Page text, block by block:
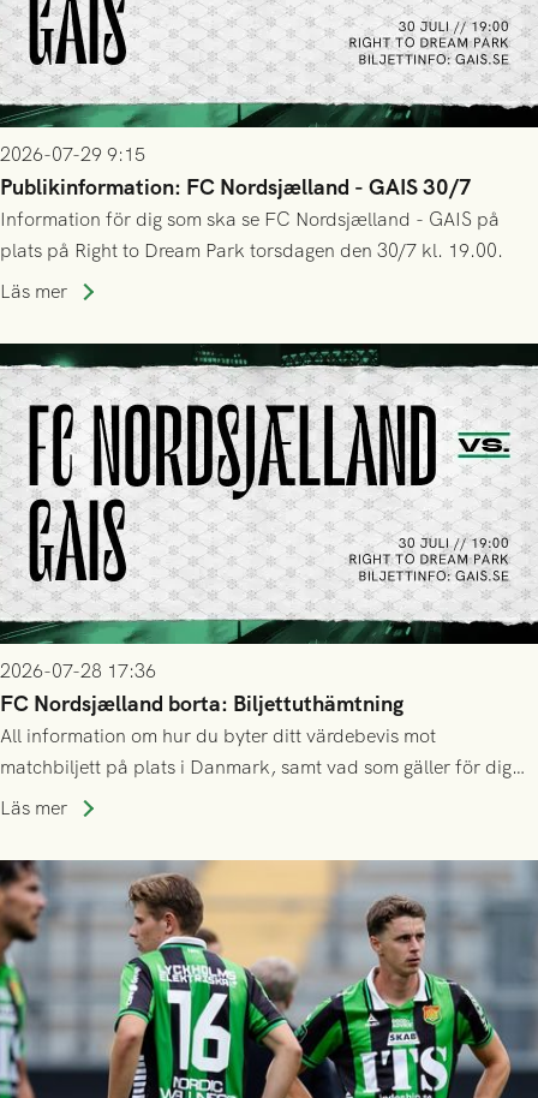
2026-07-29 9:15
Publikinformation: FC Nordsjælland - GAIS 30/7
Information för dig som ska se FC Nordsjælland - GAIS på
plats på Right to Dream Park torsdagen den 30/7 kl. 19.00.
Läs mer
2026-07-28 17:36
FC Nordsjælland borta: Biljettuthämtning
All information om hur du byter ditt värdebevis mot
matchbiljett på plats i Danmark, samt vad som gäller för dig
som står på reservlista eller fått förhinder.
Läs mer